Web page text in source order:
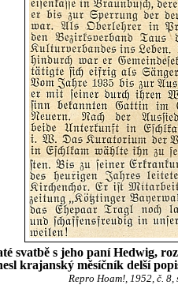
svatbě s jeho paní Hedwig,
krajanský měsíčník delší
Repro Hoam!, 1952, č. 8,